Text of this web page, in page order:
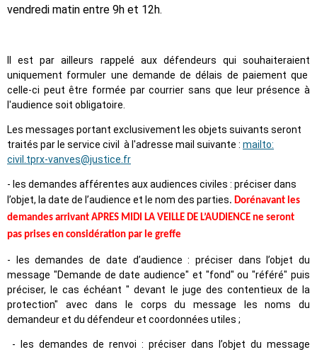
vendredi matin entre 9h et 12h.
Il est par ailleurs rappelé aux défendeurs qui souhaiteraient
uniquement formuler une demande de délais de paiement que
celle-ci peut être formée par courrier sans que leur présence à
l'audience soit obligatoire.
Les messages portant exclusivement les objets suivants seront
traités par le service civil à l'adresse mail suivante : mailto:
civil.tprx-vanves@justice.fr
- les demandes afférentes aux audiences civiles : préciser dans
l’objet, la date de l’audience et le nom des parties. Dorénavant les
demandes arrivant APRES MIDI LA VEILLE DE L’AUDIENCE ne seront
pas prises en considération par le greffe
- les demandes de date d’audience : préciser dans l’objet du
message "Demande de date audience" et "fond" ou "référé" puis
préciser, le cas échéant " devant le juge des contentieux de la
protection" avec dans le corps du message les noms du
demandeur et du défendeur et coordonnées utiles ;
- les demandes de renvoi : préciser dans l’objet du message